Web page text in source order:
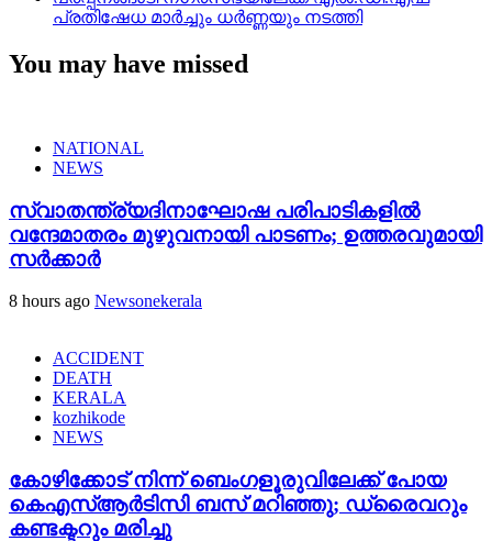
പ്രതിഷേധ മാർച്ചും ധർണ്ണയും നടത്തി
You may have missed
NATIONAL
NEWS
സ്വാതന്ത്ര്യദിനാഘോഷ പരിപാടികളിൽ
വന്ദേമാതരം മുഴുവനായി പാടണം; ഉത്തരവുമായി
സർക്കാർ
8 hours ago Newsonekerala
ACCIDENT
DEATH
KERALA
kozhikode
NEWS
കോഴിക്കോട് നിന്ന് ബെംഗളൂരുവിലേക്ക് പോയ
കെഎസ്ആർടിസി ബസ് മറിഞ്ഞു; ഡ്രൈവറും
കണ്ടക്ടറും മരിച്ചു